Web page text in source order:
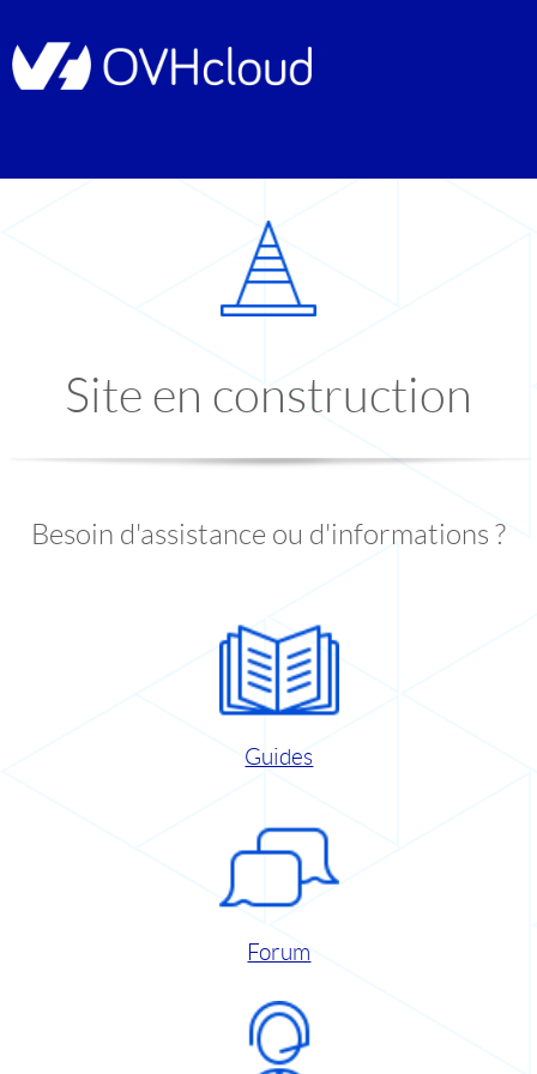
Site en construction
Besoin d'assistance ou d'informations ?
Guides
Forum